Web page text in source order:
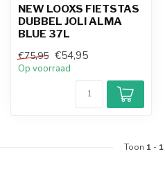
NEW LOOXS FIETSTAS
DUBBEL JOLI ALMA
BLUE 37L
€75,95 €54,95
Op voorraad
Toon 1 - 1